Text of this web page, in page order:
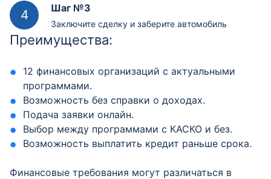
Шаг №3
Заключите сделку и заберите автомобиль
Преимущества:
12 финансовых организаций с актуальными
программами.
Возможность без справки о доходах.
Подача заявки онлайн.
Выбор между программами с КАСКО и без.
Возможность выплатить кредит раньше срока.
Финансовые требования могут различаться в